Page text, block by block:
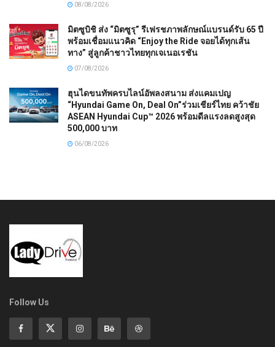
08/08/2026
มิตซูบิชิ ส่ง “มิตซูรุ” รีเฟรชภาพลักษณ์แบรนด์รับ 65 ปี
พร้อมเชื่อมแนวคิด “Enjoy the Ride จอยได้ทุกเส้น
ทาง” สู่ลูกค้าชาวไทยทุกเจเนอเรชัน
07/08/2026
ฮุนไดขนทัพครบไลน์อัพลงสนาม ส่งแคมเปญ
“Hyundai Game On, Deal On”ร่วมเชียร์ไทย คว้าชัย
ASEAN Hyundai Cup™ 2026 พร้อมดีลแรงลดสูงสุด
500,000 บาท
06/08/2026
Follow Us